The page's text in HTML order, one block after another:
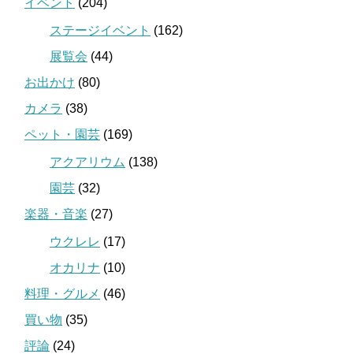
イベント (204)
ステージイベント (162)
展覧会 (44)
お出かけ (80)
カメラ (38)
ペット・園芸 (169)
アクアリウム (138)
園芸 (32)
楽器・音楽 (27)
ウクレレ (17)
オカリナ (10)
料理・グルメ (46)
買い物 (35)
評論 (24)